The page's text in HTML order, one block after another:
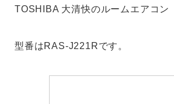
TOSHIBA 大清快のルームエアコン
型番はRAS-J221Rです。